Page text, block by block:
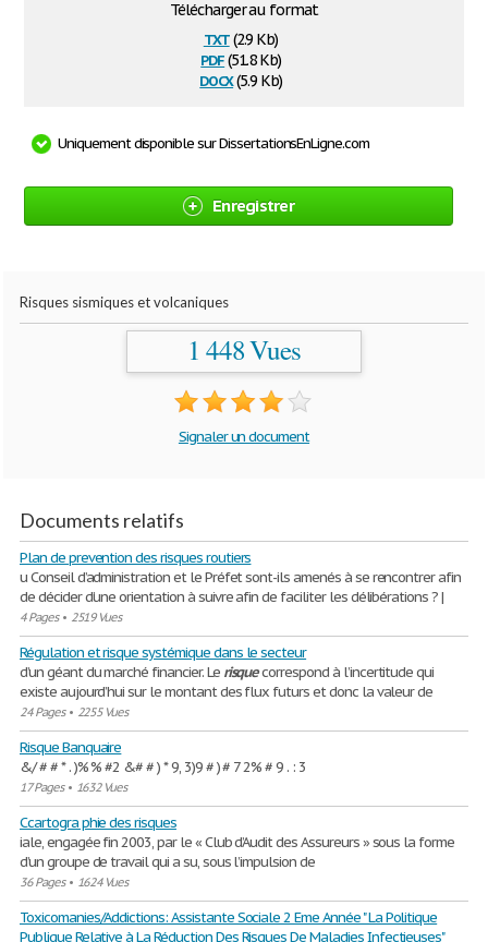
Télécharger au format
txt(2.9 Kb)
pdf(51.8 Kb)
docx(5.9 Kb)
Uniquement disponible sur DissertationsEnLigne.com
Enregistrer
Risques sismiques et volcaniques
1 448 Vues
Signaler un document
Documents relatifs
Plan de prevention des risques routiers
u Conseil d’administration et le Préfet sont-ils amenés à se rencontrer afin
de décider d’une orientation à suivre afin de faciliter les délibérations ? |
4 Pages• 2519 Vues
Régulation et risque systémique dans le secteur
d’un géant du marché financier. Le risquecorrespond à l’incertitude qui
existe aujourd’hui sur le montant des flux futurs et donc la valeur de
24 Pages• 2255 Vues
Risque Banquaire
&/ # # * . )% % #2 &# # ) * 9, 3)9 # ) # 7 2% # 9 . : 3
17 Pages• 1632 Vues
Ccartogra phie des risques
iale, engagée fin 2003, par le « Club d’Audit des Assureurs » sous la forme
d’un groupe de travail qui a su, sous l’impulsion de
36 Pages• 1624 Vues
Toxicomanies/Addictions: Assistante Sociale 2 Eme Année " La Politique
Publique Relative à La Réduction Des Risques De Maladies Infectieuses"